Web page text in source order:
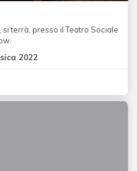
terrà, presso il Teatro Sociale
2022